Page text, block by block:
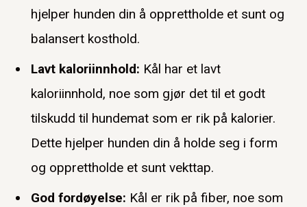
hjelper hunden din å opprettholde et sunt og
balansert kosthold.
Lavt kaloriinnhold: Kål har et lavt
kaloriinnhold, noe som gjør det til et godt
tilskudd til hundemat som er rik på kalorier.
Dette hjelper hunden din å holde seg i form
og opprettholde et sunt vekttap.
God fordøyelse: Kål er rik på fiber, noe som